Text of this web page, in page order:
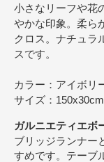
小さなリーフや花
やかな印象。柔ら
クロス。ナチュラ
スです。
カラー：アイボリ
サイズ：
ガルニエティエボ
ブリッジランナー
すめです。テーブ